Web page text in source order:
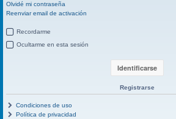
Olvidé mi contraseña
Reenviar email de activación
Recordarme
Ocultarme en esta sesión
Registrarse
Condiciones de uso
Política de privacidad